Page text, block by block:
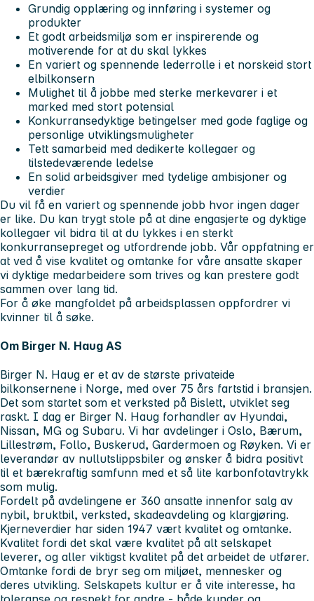
Grundig opplæring og innføring i systemer og
produkter
Et godt arbeidsmiljø som er inspirerende og
motiverende for at du skal lykkes
En variert og spennende lederrolle i et norskeid stort
elbilkonsern
Mulighet til å jobbe med sterke merkevarer i et
marked med stort potensial
Konkurransedyktige betingelser med gode faglige og
personlige utviklingsmuligheter
Tett samarbeid med dedikerte kollegaer og
tilstedeværende ledelse
En solid arbeidsgiver med tydelige ambisjoner og
verdier
Du vil få en variert og spennende jobb hvor ingen dager
er like. Du kan trygt stole på at dine engasjerte og dyktige
kollegaer vil bidra til at du lykkes i en sterkt
konkurransepreget og utfordrende jobb. Vår oppfatning er
at ved å vise kvalitet og omtanke for våre ansatte skaper
vi dyktige medarbeidere som trives og kan prestere godt
sammen over lang tid.
For å øke mangfoldet på arbeidsplassen oppfordrer vi
kvinner til å søke.
Om Birger N. Haug AS
Birger N. Haug er et av de største privateide
bilkonsernene i Norge, med over 75 års fartstid i bransjen.
Det som startet som et verksted på Bislett, utviklet seg
raskt. I dag er Birger N. Haug forhandler av Hyundai,
Nissan, MG og Subaru. Vi har avdelinger i Oslo, Bærum,
Lillestrøm, Follo, Buskerud, Gardermoen og Røyken. Vi er
leverandør av nullutslippsbiler og ønsker å bidra positivt
til et bærekraftig samfunn med et så lite karbonfotavtrykk
som mulig.
Fordelt på avdelingene er 360 ansatte innenfor salg av
nybil, bruktbil, verksted, skadeavdeling og klargjøring.
Kjerneverdier har siden 1947 vært kvalitet og omtanke.
Kvalitet fordi det skal være kvalitet på alt selskapet
leverer, og aller viktigst kvalitet på det arbeidet de utfører.
Omtanke fordi de bryr seg om miljøet, mennesker og
deres utvikling. Selskapets kultur er å vite interesse, ha